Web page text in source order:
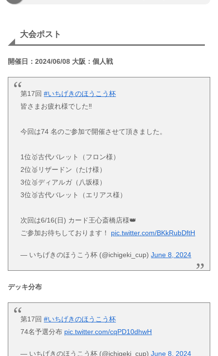
大会ポスト
開催日：2024/06/08 大阪：個人戦
第17回#いちげきのほうこう杯
皆さまお疲れ様でした‼️
今回は74 名のご参加で開催させて頂きました。
1位🥇古代バレット（フロン様）
2位🥈リザードン（たけ様）
3位🥉ディアルガ（八坂様）
3位🥉古代バレット（エリアス様）
次回は6/16(日) カード王心斎橋店様👑
ご参加お待ちしております！ pic.twitter.com/BKkRubDftH
— いちげきのほうこう杯 (@ichigeki_cup)June 8, 2024
デッキ分布
第17回#いちげきのほうこう杯
74名予選分布 pic.twitter.com/cqPD10dhwH
— いちげきのほうこう杯 (@ichigeki_cup)June 8, 2024